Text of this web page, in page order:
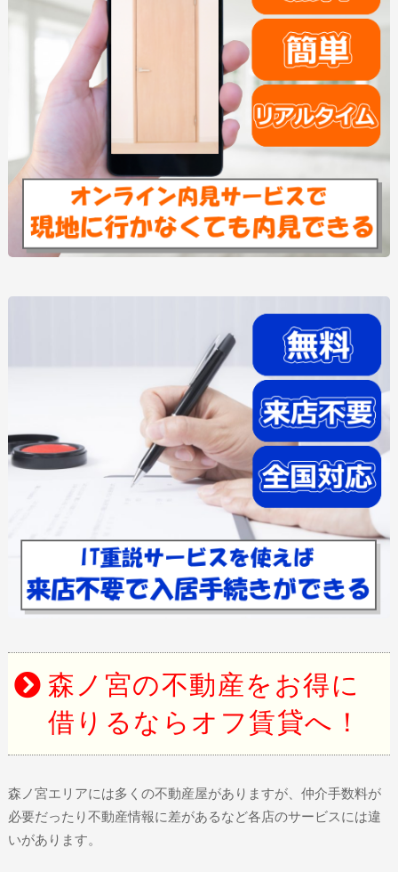
森ノ宮の不動産をお得に
借りるならオフ賃貸へ！
森ノ宮エリアには多くの不動産屋がありますが、仲介手数料が
必要だったり不動産情報に差があるなど各店のサービスには違
いがあります。